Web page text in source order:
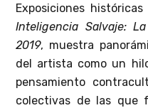
Exposiciones
Inteligencia Salvaje:
2019, muestra
del artista como un
pensamiento
colectivas de las que